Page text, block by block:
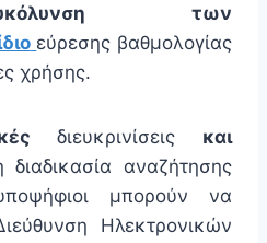
των
εύρεσης βαθμολογίας
χρήσης.
διευκρινίσεις και
διαδικασία αναζήτησης
μπορούν να
Ηλεκτρονικών